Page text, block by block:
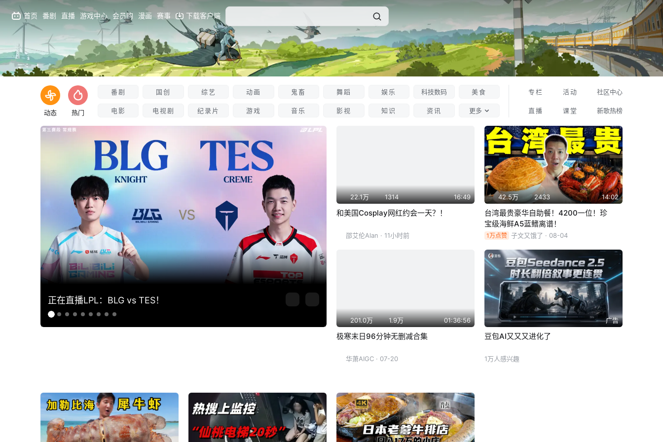
首页 番剧 直播 游戏中心 会员购 漫画 赛事 下载客户端
动态 热门
番剧
电影
国创
电视剧
综艺
纪录片
动画
游戏
鬼畜
音乐
舞蹈
影视
娱乐
知识
科技数码
资讯
美食
更多
专栏
直播
活动
课堂
社区中心
新歌热榜
正在直播LPL：BLG vs TES！
22.1万 1314 16:49
和美国Cosplay网红约会一天？！
邵艾伦Alan · 11小时前
42.5万 2433 14:02
台湾最贵豪华自助餐！4200一位！珍
宝级海鲜A5蓝鳍离谱！
1万点赞 子文又饿了 · 08-04
201.0万 1.9万 01:36:56
极寒末日96分钟无删减合集
华萧AIGC · 07-20
广告
豆包AI又又又进化了
1万人感兴趣